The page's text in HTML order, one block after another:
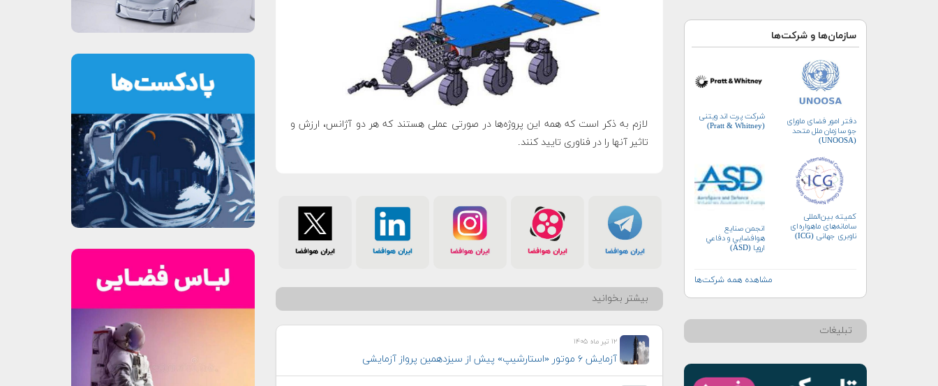
سازمان‌ها و شرکت‌ها
دفتر امور فضای ماورای
جو سازمان ملل متحد
(UNOOSA)
شرکت پرت اند ویتنی
(Pratt & Whitney)
کمیته بین‌المللی
سامانه‌های ماهواره‌ای
ناوبری جهانی (ICG)
انجمن صنايع
هوافضايي و دفاعي
اروپا (ASD)
مشاهده همه شرکت‌ها
تبلیغات
لازم به ذکر است که همه این پروژه‌ها در صورتی عملی هستند که هر دو آژانس، ارزش و
تاثیر آنها را در فناوری تایید کنند.
بیشتر بخوانید
۱۲ تیر ماه ۱۴۰۵
آزمایش ۶ موتور «استارشیپ» پیش از سیزدهمین پرواز آزمایشی